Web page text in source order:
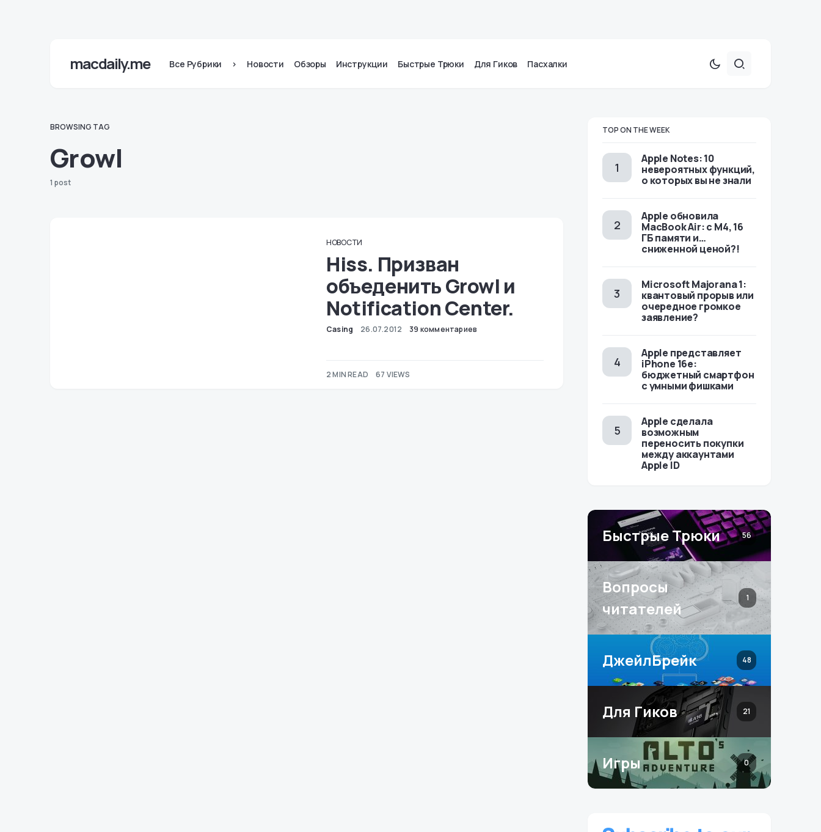
macdaily.me Все Рубрики > Новости Обзоры Инструкции Быстрые Трюки Для Гиков Пасхалки
BROWSING TAG
Growl
1 post
НОВОСТИ
Hiss. Призван
объеденить Growl и
Notification Center.
Casing 26.07.2012 39 комментариев
2 MIN READ 67 VIEWS
TOP ON THE WEEK
Apple Notes: 10
невероятных функций,
о которых вы не знали
Apple обновила
MacBook Air: с M4, 16
ГБ памяти и…
сниженной ценой?!
Microsoft Majorana 1:
квантовый прорыв или
очередное громкое
заявление?
Apple представляет
iPhone 16e:
бюджетный смартфон
с умными фишками
Apple сделала
возможным
переносить покупки
между аккаунтами
Apple ID
Быстрые Трюки 56
Вопросы
читателей
1
ДжейлБрейк 48
Для Гиков 21
Игры 0